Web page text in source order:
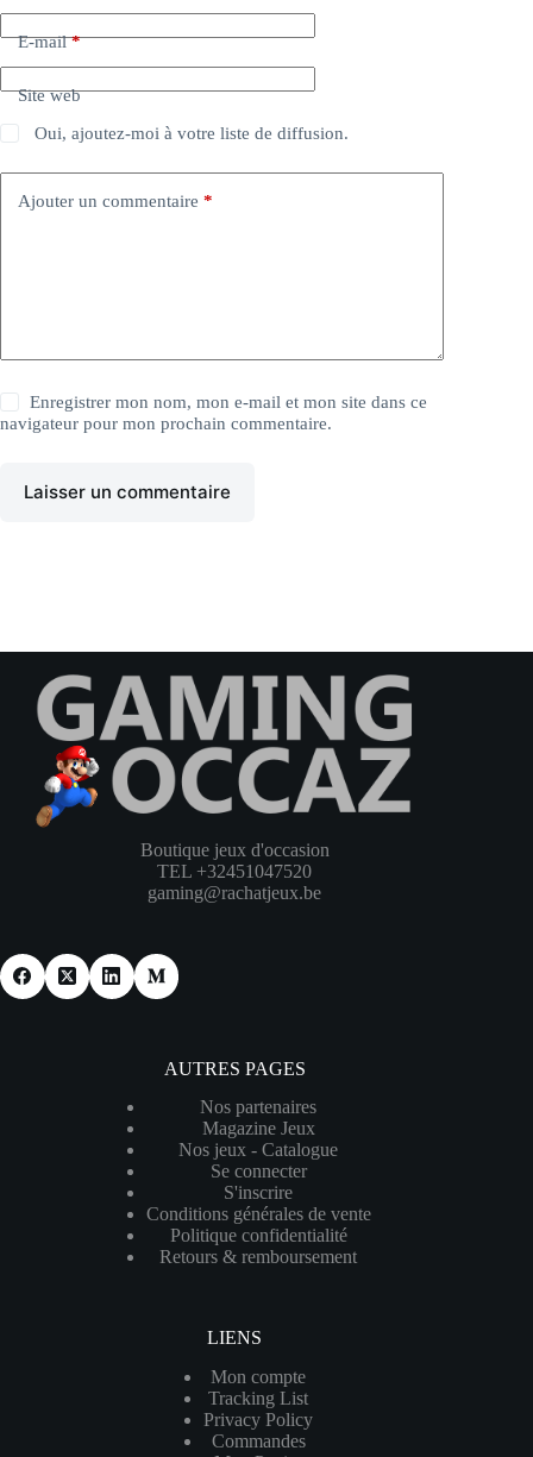
E-mail*
Site web
Oui, ajoutez-moi à votre liste de diffusion.
Ajouter un commentaire *
Enregistrer mon nom, mon e-mail et mon site dans ce
navigateur pour mon prochain commentaire.
Laisser un commentaire
Boutique jeux d'occasion
TEL +32451047520
gaming@rachatjeux.be
AUTRES PAGES
Nos partenaires
Magazine Jeux
Nos jeux - Catalogue
Se connecter
S'inscrire
Conditions générales de vente
Politique confidentialité
Retours & remboursement
LIENS
Mon compte
Tracking List
Privacy Policy
Commandes